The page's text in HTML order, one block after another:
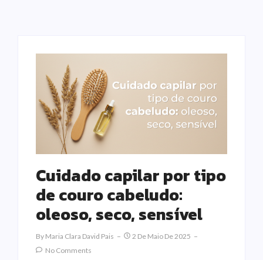
Cuidado capilar por tipo
de couro cabeludo:
oleoso, seco, sensível
By Maria Clara David Pais
2 De Maio De 2025
No Comments